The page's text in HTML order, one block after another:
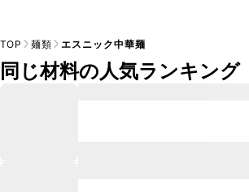
TOP 麺類 エスニック中華麺
同じ材料の人気ランキング